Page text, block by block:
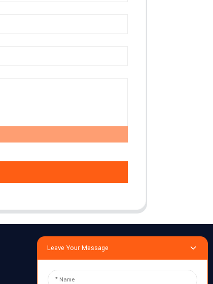
Enquête
Leave Your Message